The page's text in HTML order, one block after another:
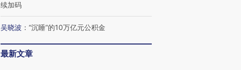
续加码
吴晓波 ： “沉睡”的10万亿元公积金
最新文章